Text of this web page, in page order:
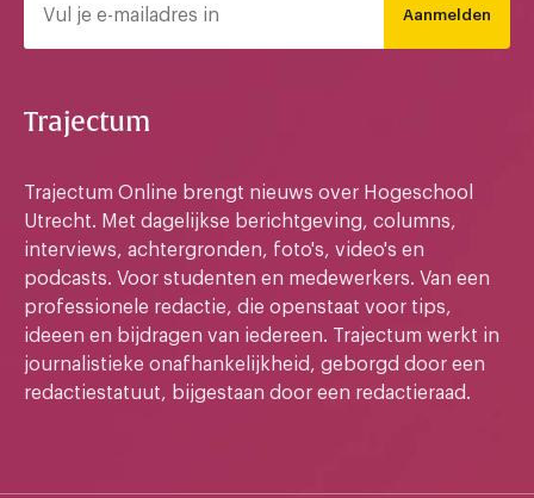
Aanmelden
Trajectum
Trajectum Online brengt nieuws over Hogeschool
Utrecht. Met dagelijkse berichtgeving, columns,
interviews, achtergronden, foto's, video's en
podcasts. Voor studenten en medewerkers. Van een
professionele redactie, die openstaat voor tips,
ideeen en bijdragen van iedereen. Trajectum werkt in
journalistieke onafhankelijkheid, geborgd door een
redactiestatuut, bijgestaan door een redactieraad.